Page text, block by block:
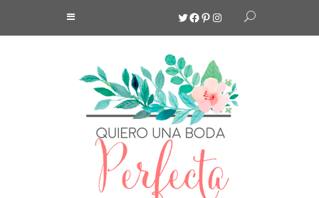
Twitter
Facebook
Pinterest
Instagram